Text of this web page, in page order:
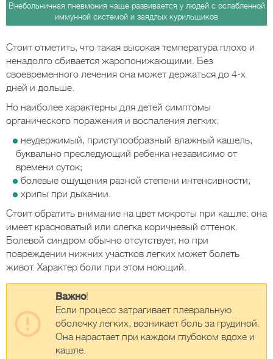
Внебольничная пневмония чаще развивается у людей с ослабленной
иммунной системой и заядлых курильщиков
Стоит отметить, что такая высокая температура плохо и
ненадолго сбивается жаропонижающими. Без
своевременного лечения она может держаться до 4-х
дней и дольше.
Но наиболее характерны для детей симптомы
органического поражения и воспаления легких:
неудержимый, приступообразный влажный кашель,
буквально преследующий ребенка независимо от
времени суток;
болевые ощущения разной степени интенсивности;
хрипы при дыхании.
Стоит обратить внимание на цвет мокроты при кашле: она
имеет красноватый или слегка коричневый оттенок.
Болевой синдром обычно отсутствует, но при
повреждении нижних участков легких может болеть
живот. Характер боли при этом ноющий.
Важно!
Если процесс затрагивает плевральную
оболочку легких, возникает боль за грудиной.
Она нарастает при каждом глубоком вдохе и
кашле.